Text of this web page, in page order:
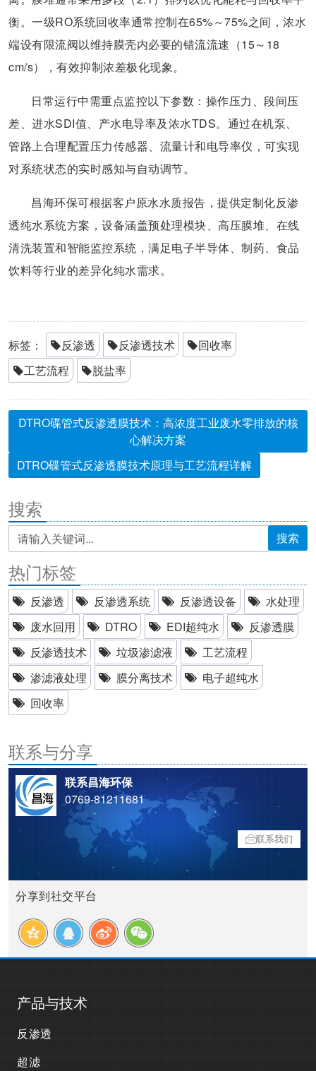
衡。一级RO系统回收率通常控制在65%～75%之间，浓水
端设有限流阀以维持膜壳内必要的错流流速（15～18
cm/s），有效抑制浓差极化现象。
日常运行中需重点监控以下参数：操作压力、段间压
差、进水SDI值、产水电导率及浓水TDS。通过在机泵、
管路上合理配置压力传感器、流量计和电导率仪，可实现
对系统状态的实时感知与自动调节。
昌海环保可根据客户原水水质报告，提供定制化反渗
透纯水系统方案，设备涵盖预处理模块、高压膜堆、在线
清洗装置和智能监控系统，满足电子半导体、制药、食品
饮料等行业的差异化纯水需求。
标签： 反渗透 反渗透技术
回收率
工艺流程
脱盐率
DTRO碟管式反渗透膜技术：高浓度工业废水零排放的核
心解决方案
DTRO碟管式反渗透膜技术原理与工艺流程详解
搜索
搜索
热门标签
反渗透 反渗透系统 反渗透设备
水处理
废水回用
DTRO EDI超纯水
反渗透膜
反渗透技术
垃圾渗滤液
工艺流程
渗滤液处理
膜分离技术
电子超纯水
回收率
联系与分享
联系昌海环保
0769-81211681
联系我们
分享到社交平台
产品与技术
反渗透
超滤